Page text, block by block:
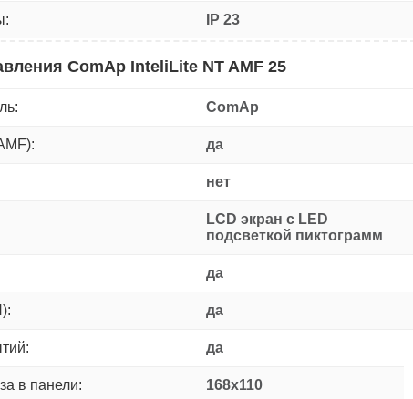
IP 23
ComAp InteliLite NT AMF 25
ComAp
да
нет
LCD экран с LED
подсветкой пиктограмм
да
да
да
в панели: 168x110